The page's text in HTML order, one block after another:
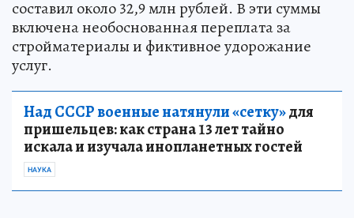
составил около 32,9 млн рублей. В эти суммы
включена необоснованная переплата за
стройматериалы и фиктивное удорожание
услуг.
Над СССР военные натянули «сетку»для
пришельцев: как страна 13 лет тайно
искала и изучала инопланетных гостей
НАУКА